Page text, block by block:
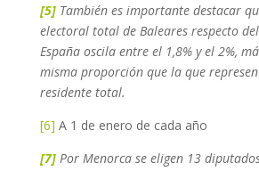
[5] También es importante destacar
electoral total de Baleares respecto
España oscila entre el 1,8% y el 2%,
misma proporción que la que
residente total.
[6] A 1 de enero de cada año
[7]Por Menorca se eligen 13